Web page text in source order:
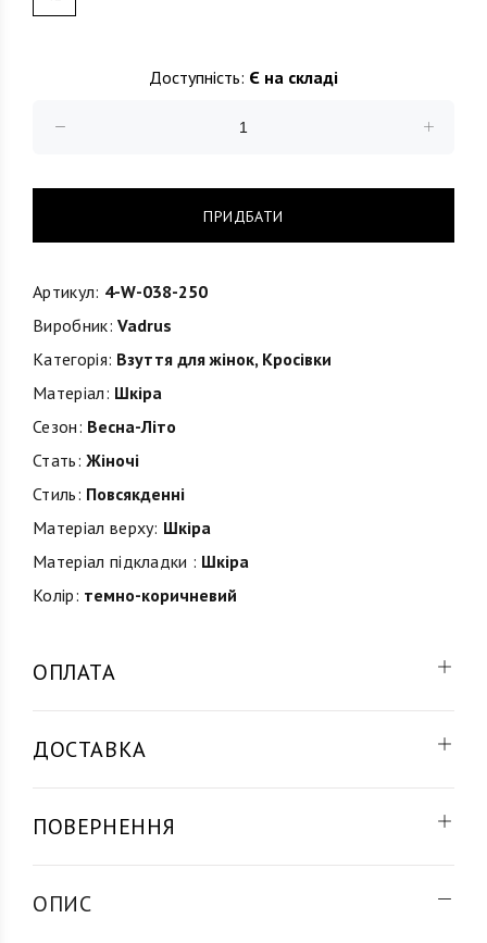
Доступність: Є на складі
ПРИДБАТИ
Артикул: 4-W-038-250
Виробник: Vadrus
Категорія: Взуття для жінок, Кросівки
Матеріал: Шкіра
Сезон: Весна-Літо
Стать: Жіночі
Стиль: Повсякденні
Матеріал верху: Шкіра
Матеріал підкладки : Шкіра
Колір: темно-коричневий
ОПЛАТА
ДОСТАВКА
ПОВЕРНЕННЯ
ОПИС